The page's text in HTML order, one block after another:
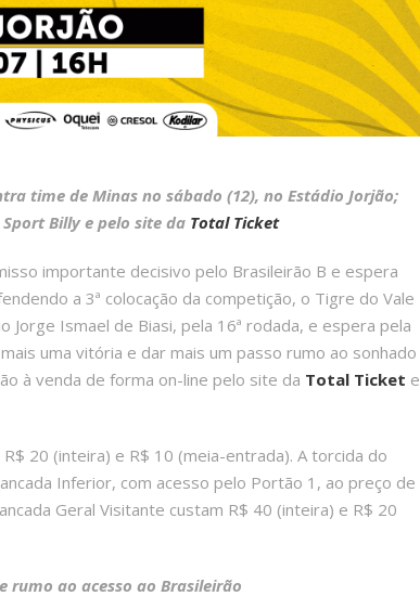
time de Minas no sábado (12), no Estádio Jorjão;
Sport Billy e pelo site da Total Ticket
importante decisivo pelo Brasileirão B e espera
a 3ª colocação da competição, o Tigre do Vale
Ismael de Biasi, pela 16ª rodada, e espera pela
uma vitória e dar mais um passo rumo ao sonhado
à venda de forma on-line pelo site da Total Ticket e
20 (inteira) e R$ 10 (meia-entrada). A torcida do
Inferior, com acesso pelo Portão 1, ao preço de
Geral Visitante custam R$ 40 (inteira) e R$ 20
rumo ao acesso ao Brasileirão